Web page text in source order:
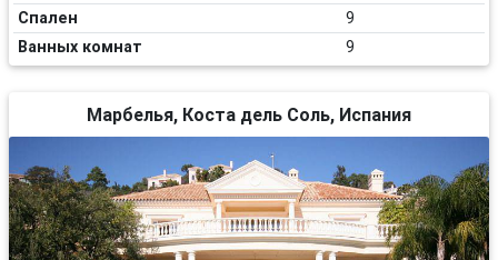
Спален
9
Ванных комнат
9
Марбелья, Коста дель Соль, Испания